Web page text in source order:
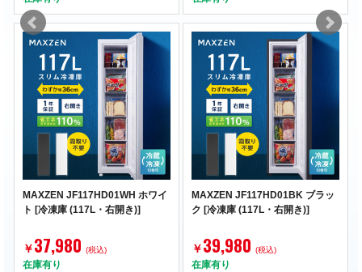
MAXZEN JF117HD01WH ホワイ
ト [冷凍庫 (117L・右開き)]
￥37,980 (税込)
在庫有り
MAXZEN JF117HD01BK ブラッ
ク [冷凍庫 (117L・右開き)]
￥39,980 (税込)
在庫有り